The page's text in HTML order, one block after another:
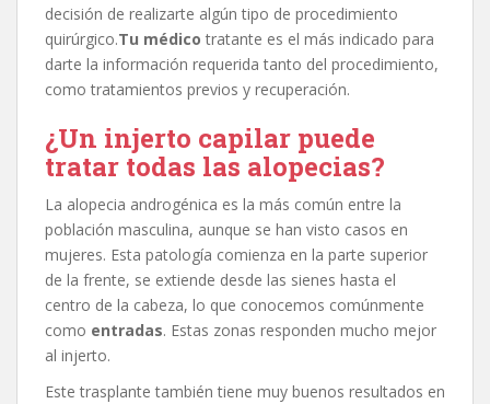
decisión de realizarte algún tipo de procedimiento
quirúrgico.Tu médico tratante es el más indicado para
darte la información requerida tanto del procedimiento,
como tratamientos previos y recuperación.
¿Un injerto capilar puede
tratar todas las alopecias?
La alopecia androgénica es la más común entre la
población masculina, aunque se han visto casos en
mujeres. Esta patología comienza en la parte superior
de la frente, se extiende desde las sienes hasta el
centro de la cabeza, lo que conocemos comúnmente
como entradas. Estas zonas responden mucho mejor
al injerto.
Este trasplante también tiene muy buenos resultados en